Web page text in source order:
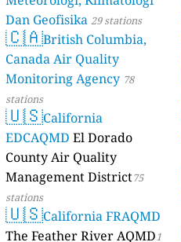
Dan Geofisika 29 stations
🇨🇦British Columbia,
Canada Air Quality
Monitoring Agency 78
stations
🇺🇸California
EDCAQMD El Dorado
County Air Quality
Management District75
stations
🇺🇸California FRAQMD
The Feather River AQMD1